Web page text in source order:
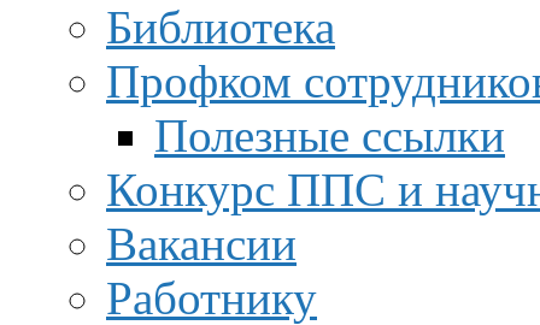
Библиотека
Профком
Полезные ссылки
Конкурс ППС и
Вакансии
Работнику